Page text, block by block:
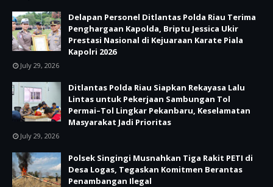
Delapan Personel Ditlantas Polda Riau Terima
Penghargaan Kapolda, Briptu Jessica Ukir
Prestasi Nasional di Kejuaraan Karate Piala
Kapolri 2026
July 29, 2026
Ditlantas Polda Riau Siapkan Rekayasa Lalu
Lintas untuk Pekerjaan Sambungan Tol
Permai–Tol Lingkar Pekanbaru, Keselamatan
Masyarakat Jadi Prioritas
July 29, 2026
Polsek Singingi Musnahkan Tiga Rakit PETI di
Desa Logas, Tegaskan Komitmen Berantas
Penambangan Ilegal